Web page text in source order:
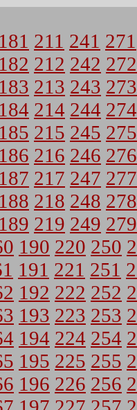
181 211 241 271
182 212 242 272
183 213 243 273
184 214 244 274
185 215 245 275
186 216 246 276
187 217 247 277
188 218 248 278
189 219 249 279
190 220 250
191 221 251
192 222 252
193 223 253
194 224 254
195 225 255
196 226 256